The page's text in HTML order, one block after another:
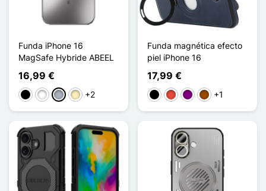
Funda iPhone 16
MagSafe Hybride ABEEL
16,99 €
NegroBlanco
Gris Oro +2
Funda magnética efecto
piel iPhone 16
17,99 €
NegroRojoPúrpuraMarrón
+1